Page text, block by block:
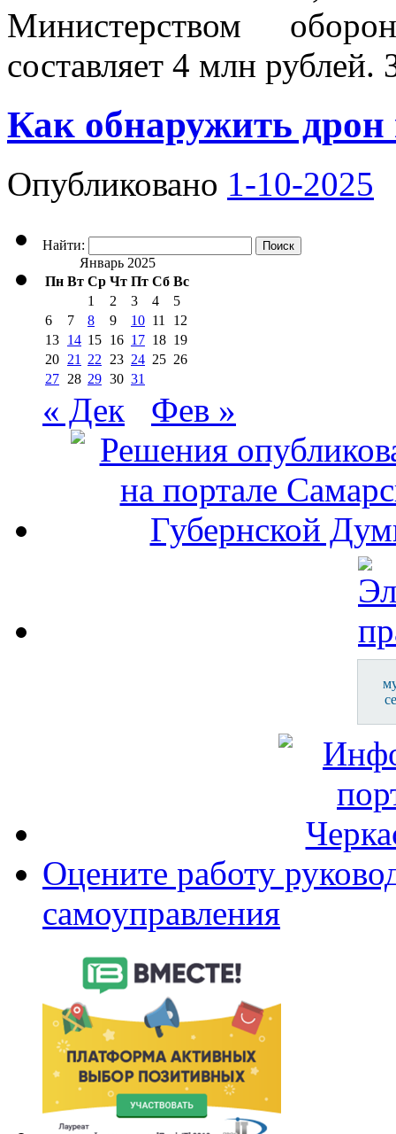
Министерством
составляет 4 млн
Как обнаружить дрон
Опубликовано 1-10-2025
Найти:
Январь 2025
Пн Вт Ср Чт Пт Сб Вс
1
2 3 4
5
6
7 8 9 10 11
12
13 14 15 16 17 18 19
20 21 22 23 24 25 26
27 28 29 30 31
« Дек Фев »
Оцените работу
самоуправления